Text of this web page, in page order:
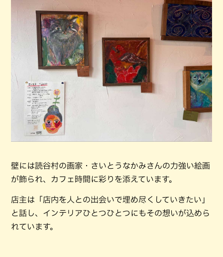
壁には読谷村の画家・さいとうなかみさんの力強い絵画
が飾られ、カフェ時間に彩りを添えています。
店主は「店内を人との出会いで埋め尽くしていきたい」
と話し、インテリアひとつひとつにもその想いが込めら
れています。